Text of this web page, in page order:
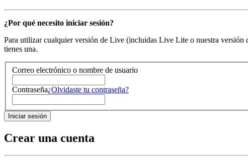
¿Por qué necesito iniciar sesión?
Para utilizar cualquier versión de Live (incluidas Live Lite o nuestra versión
tienes una.
Correo electrónico o nombre de usuario
Contraseña¿Olvidaste tu contraseña?
Crear una cuenta